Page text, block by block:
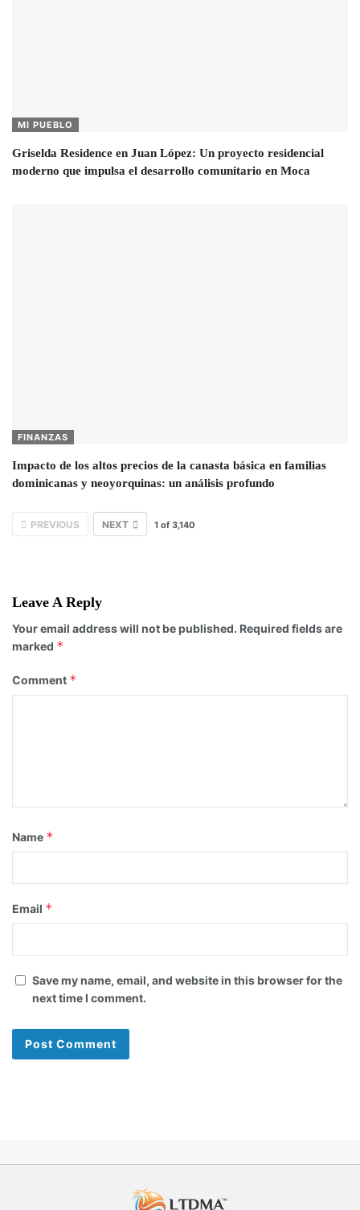
MI PUEBLO
Griselda Residence en Juan López: Un proyecto residencial
moderno que impulsa el desarrollo comunitario en Moca
FINANZAS
Impacto de los altos precios de la canasta básica en familias
dominicanas y neoyorquinas: un análisis profundo
PREVIOUS NEXT 1 of 3,140
Leave A Reply
Your email address will not be published. Required fields are
marked *
Comment *
Name *
Email *
Save my name, email, and website in this browser for the
next time I comment.